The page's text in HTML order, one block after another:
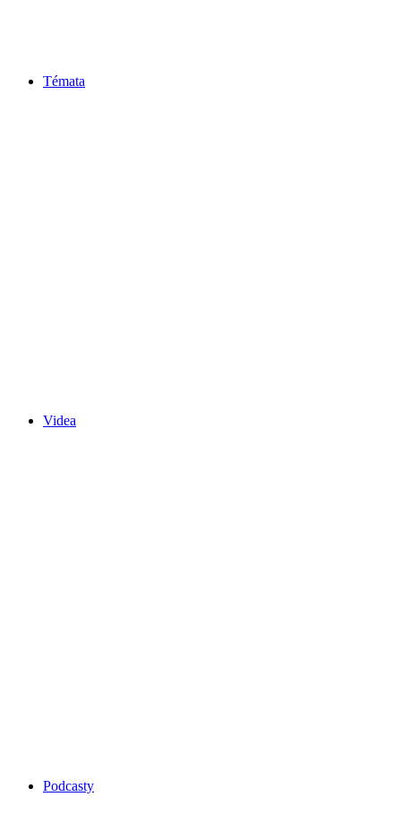
Témata
Videa
Podcasty